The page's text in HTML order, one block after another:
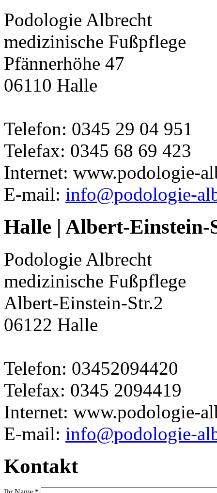
Podologie Albrecht
medizinische Fußpflege
Pfännerhöhe 47
06110 Halle
Telefon: 0345 29 04 951
Telefax: 0345 68 69 423
Internet: www.podologie-
E-mail: info@podologie-
Halle | Albert-Einstein-
Podologie Albrecht
medizinische Fußpflege
Albert-Einstein-Str.2
06122 Halle
Telefon: 03452094420
Telefax: 0345 2094419
Internet: www.podologie-
E-mail: info@podologie-
Kontakt